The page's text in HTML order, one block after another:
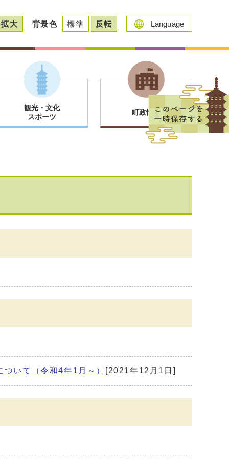
拡大 背景色 標準 反転 Language
観光・文化
スポーツ
町政情報
いて（令和4年1月～） [2021年12月1日]